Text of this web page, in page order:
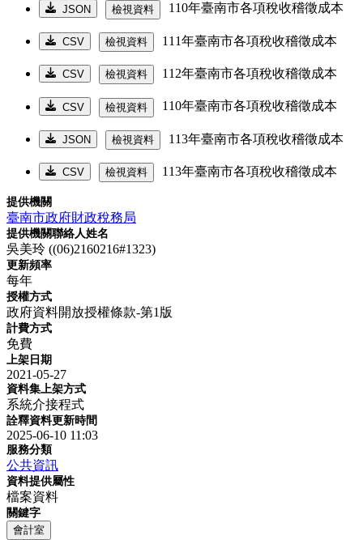
JSON 檢視資料 110年臺南市各項稅收稽徵成本
CSV 檢視資料 111年臺南市各項稅收稽徵成本
CSV 檢視資料 112年臺南市各項稅收稽徵成本
CSV 檢視資料 110年臺南市各項稅收稽徵成本
JSON 檢視資料 113年臺南市各項稅收稽徵成本
CSV 檢視資料 113年臺南市各項稅收稽徵成本
提供機關
臺南市政府財政稅務局
提供機關聯絡人姓名
吳美玲 ((06)2160216#1323)
更新頻率
每年
授權方式
政府資料開放授權條款-第1版
計費方式
免費
上架日期
2021-05-27
資料集上架方式
系統介接程式
詮釋資料更新時間
2025-06-10 11:03
服務分類
公共資訊
資料提供屬性
檔案資料
關鍵字
會計室